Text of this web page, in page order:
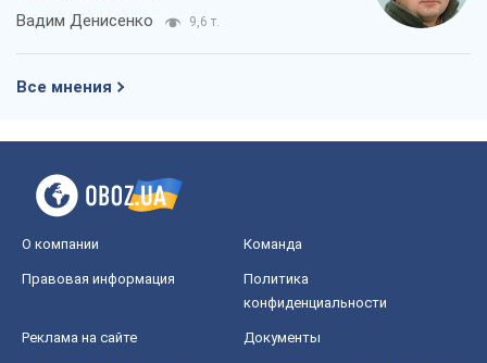
Вадим Денисенко 9,6 т.
Все мнения
О компании Команда
Правовая информация
Политика
конфиденциальности
Реклама на сайте Документы